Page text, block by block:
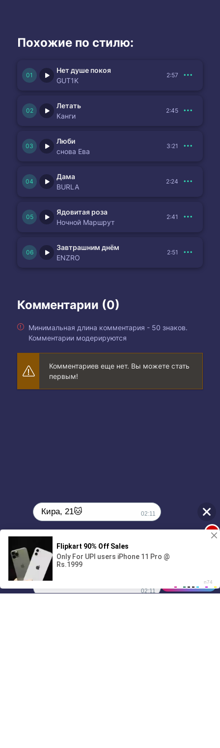
Похожие по стилю:
Нет душе покоя
GUT1K
2:57
Летать
Канги
2:45
Люби
снова Ева
3:21
Дама
BURLA
2:24
Ядовитая роза
Ночной Маршрут
2:41
Завтрашним днём
ENZRO
2:51
Комментарии (0)
Минимальная длина комментария - 50 знаков.
Комментарии модерируются
Комментариев еще нет. Вы можете стать
первым!
01/07
00:00
Кира, 21🐱 02:11
Поиграешь со мной? 💖🐾 1